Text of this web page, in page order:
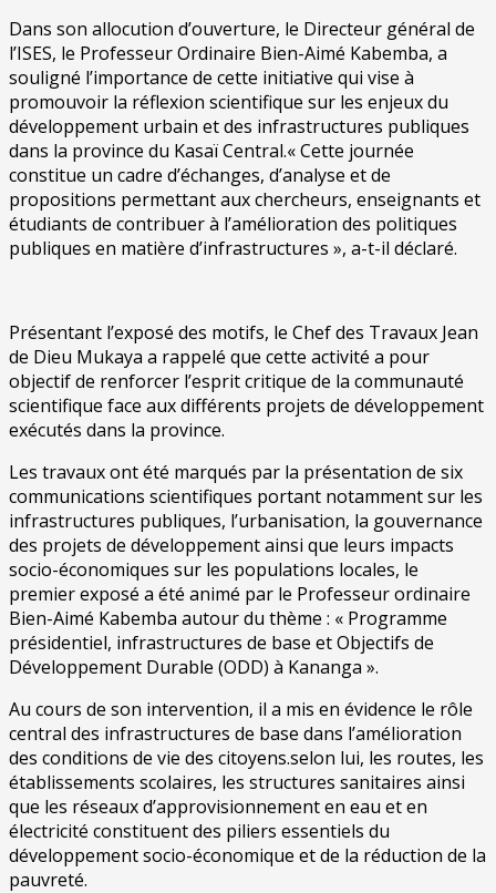
Dans son allocution d’ouverture, le Directeur général de
l’ISES, le Professeur Ordinaire Bien-Aimé Kabemba, a
souligné l’importance de cette initiative qui vise à
promouvoir la réflexion scientifique sur les enjeux du
développement urbain et des infrastructures publiques
dans la province du Kasaï Central.« Cette journée
constitue un cadre d’échanges, d’analyse et de
propositions permettant aux chercheurs, enseignants et
étudiants de contribuer à l’amélioration des politiques
publiques en matière d’infrastructures », a-t-il déclaré.
Présentant l’exposé des motifs, le Chef des Travaux Jean
de Dieu Mukaya a rappelé que cette activité a pour
objectif de renforcer l’esprit critique de la communauté
scientifique face aux différents projets de développement
exécutés dans la province.
Les travaux ont été marqués par la présentation de six
communications scientifiques portant notamment sur les
infrastructures publiques, l’urbanisation, la gouvernance
des projets de développement ainsi que leurs impacts
socio-économiques sur les populations locales, le
premier exposé a été animé par le Professeur ordinaire
Bien-Aimé Kabemba autour du thème : « Programme
présidentiel, infrastructures de base et Objectifs de
Développement Durable (ODD) à Kananga ».
Au cours de son intervention, il a mis en évidence le rôle
central des infrastructures de base dans l’amélioration
des conditions de vie des citoyens.selon lui, les routes, les
établissements scolaires, les structures sanitaires ainsi
que les réseaux d’approvisionnement en eau et en
électricité constituent des piliers essentiels du
développement socio-économique et de la réduction de la
pauvreté.